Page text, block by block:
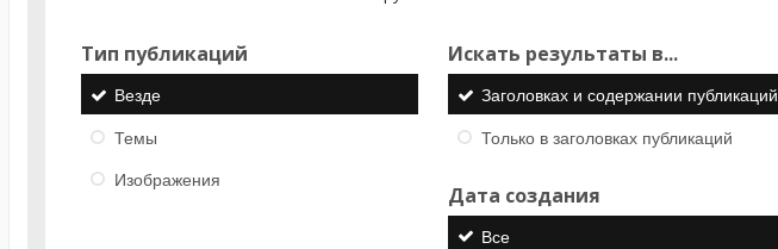
Тип публикаций
Везде
Темы
Изображения
Искать результаты в...
Заголовках и содержании публикаций
Только в заголовках публикаций
Дата создания
Все